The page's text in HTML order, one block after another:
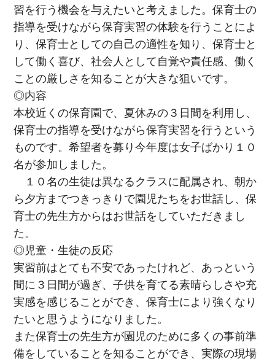
習を行う機会を与えたいと考えました。保育士の
指導を受けながら保育実習の体験を行うことによ
り、保育士としての自己の適性を知り、保育士と
して働く喜び、社会人として自覚や責任感、働く
ことの厳しさを知ることが大きな狙いです。
◎内容
本校近くの保育園で、夏休みの３日間を利用し、
保育士の指導を受けながら保育実習を行うという
ものです。希望者を募り今年度は女子ばかり１０
名が参加しました。
１０名の生徒は異なるクラスに配属され、朝か
ら夕方までつきっきりで園児たちをお世話し、保
育士の先生方からはお世話をしていただきまし
た。
◎児童・生徒の反応
実習前はとても不安であったけれど、あっという
間に３日間が過ぎ、子供を育てる素晴らしさや充
実感を感じることができ、保育士により強くなり
たいと思うようになりました。
また保育士の先生方が園児のために多くの事前準
備をしていることを知ることができ、実際の現場